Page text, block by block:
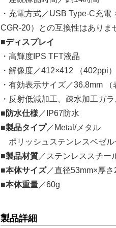
・充電方式／USB Type-C充
CGR-20）との互換性はありま
■ディスプレイ
・高輝度IPS TFT液晶
・解像度／412×412 （402ppi）
・有効表示サイズ／36.8mm （
・反射低減加工、疎水加工ガラ
■防水仕様／IP67防水
■製品タイプ／Metal/メタル
ポリッシュステンレスベゼル
■製品材質／ステンレススチー
■本体サイズ／直径53mm×厚さ
■本体重量／60g
製品詳細